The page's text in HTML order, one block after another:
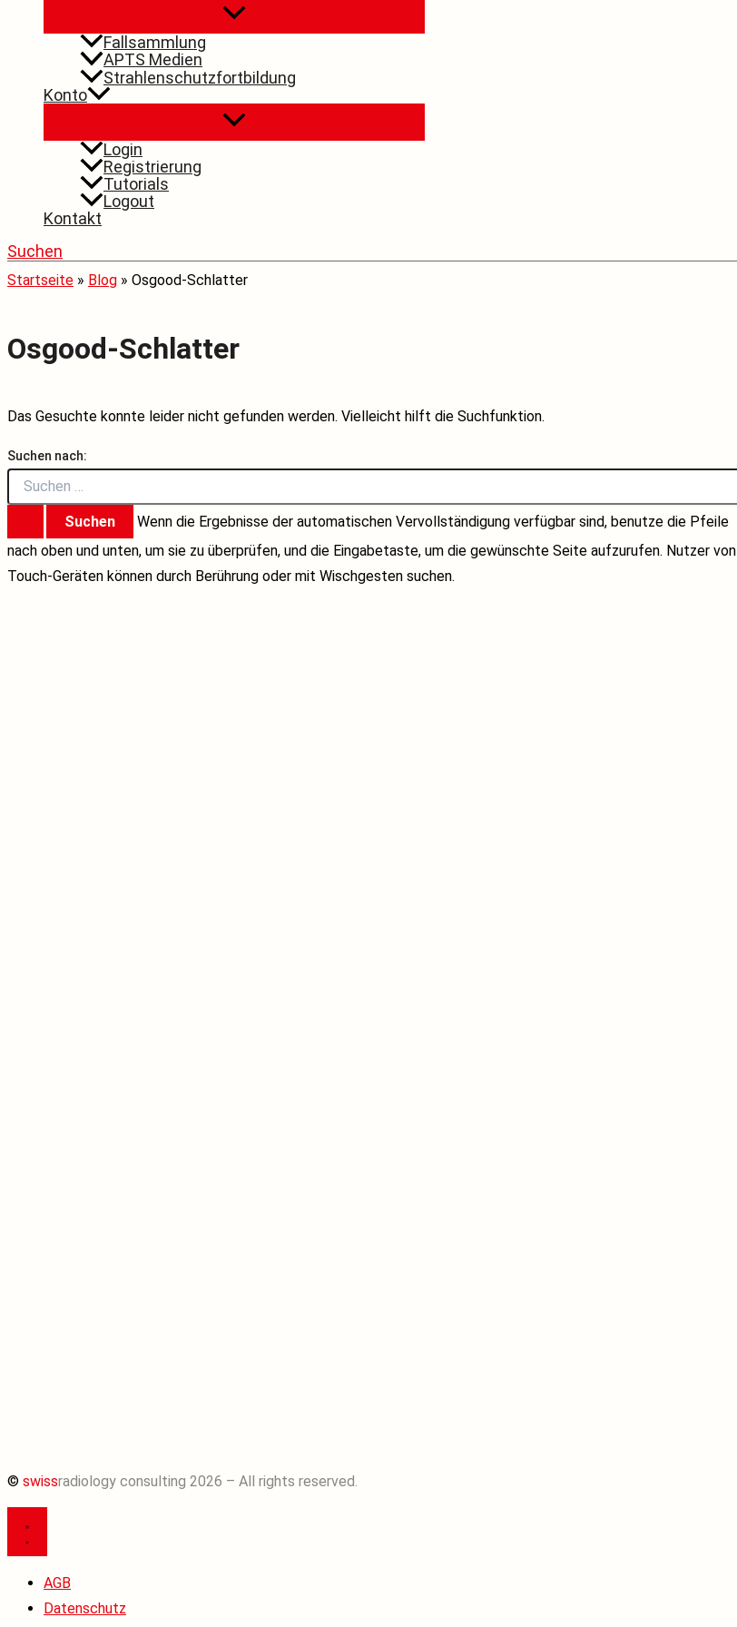
Fallsammlung
APTS Medien
Strahlenschutzfortbildung
Konto
Login
Registrierung
Tutorials
Logout
Kontakt
Suchen
Startseite » Blog » Osgood-Schlatter
Osgood-Schlatter
Das Gesuchte konnte leider nicht gefunden werden. Vielleicht hilft die Suchfunktion.
Suchen nach:
Wenn die Ergebnisse der automatischen Vervollständigung verfügbar sind, benutze die Pfeile
nach oben und unten, um sie zu überprüfen, und die Eingabetaste, um die gewünschte Seite aufzurufen. Nutzer von
Touch-Geräten können durch Berührung oder mit Wischgesten suchen.
© swissradiology consulting 2026 – All rights reserved.
AGB
Datenschutz